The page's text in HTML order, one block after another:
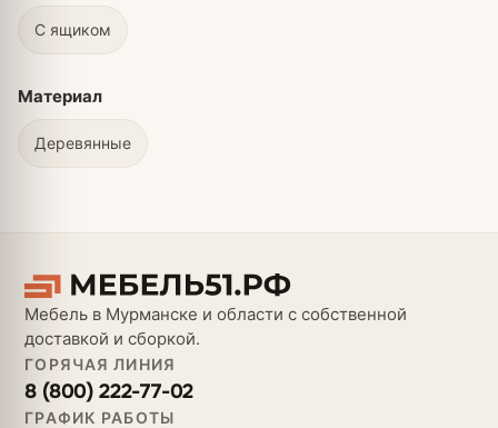
С ящиком
Материал
Деревянные
Мебель в Мурманске и области с собственной
доставкой и сборкой.
ГОРЯЧАЯ ЛИНИЯ
8 (800) 222-77-02
ГРАФИК РАБОТЫ